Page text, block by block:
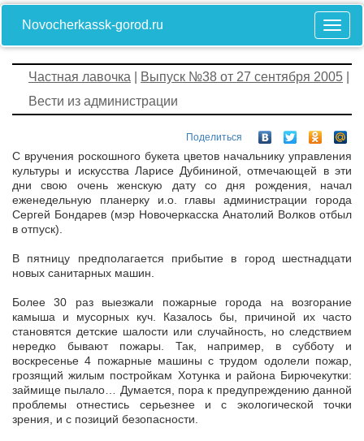
Novocherkassk-gorod.ru
Частная лавочка Выпуск №38 от 27 сентября 2005
Вести из администрации
Поделиться
С вручения роскошного букета цветов начальнику управления
культуры и искусства Ларисе Дубининой, отмечающей в эти
дни свою очень женскую дату со дня рождения, начал
еженедельную планерку и.о. главы администрации города
Сергей Бондарев (мэр Новочеркасска Анатолий Волков отбыл
в отпуск).
В пятницу предполагается прибытие в город шестнадцати
новых санитарных машин.
Более 30 раз выезжали пожарные города на возгорание
камыша и мусорных куч. Казалось бы, причиной их часто
становятся детские шалости или случайность, но следствием
нередко бывают пожары. Так, например, в субботу и
воскресенье 4 пожарные машины с трудом одолели пожар,
грозящий жилым постройкам Хотунка и района Бирючекутки:
займище пылало… Думается, пора к предупреждению данной
проблемы отнестись серьезнее и с экологической точки
зрения, и с позиций безопасности.